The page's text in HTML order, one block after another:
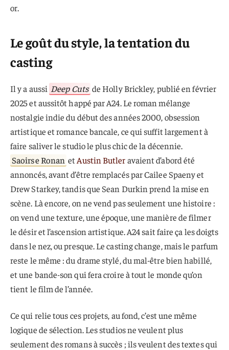
or.
Le goût du style, la tentation du
casting
Il y a aussi Deep Cuts de Holly Brickley, publié en février
2025 et aussitôt happé par A24. Le roman mélange
nostalgie indie du début des années 2000, obsession
artistique et romance bancale, ce qui suffit largement à
faire saliver le studio le plus chic de la décennie.
Saoirse Ronan etAustin Butleravaient d’abord été
annoncés, avant d’être remplacés par Cailee Spaeny et
Drew Starkey, tandis que Sean Durkin prend la mise en
scène. Là encore, on ne vend pas seulement une histoire :
on vend une texture, une époque, une manière de filmer
le désir et l’ascension artistique. A24 sait faire ça les doigts
dans le nez, ou presque. Le casting change, mais le parfum
reste le même : du drame stylé, du mal-être bien habillé,
et une bande-son qui fera croire à tout le monde qu’on
tient le film de l’année.
Ce qui relie tous ces projets, au fond, c’est une même
logique de sélection. Les studios ne veulent plus
seulement des romans à succès ; ils veulent des textes qui